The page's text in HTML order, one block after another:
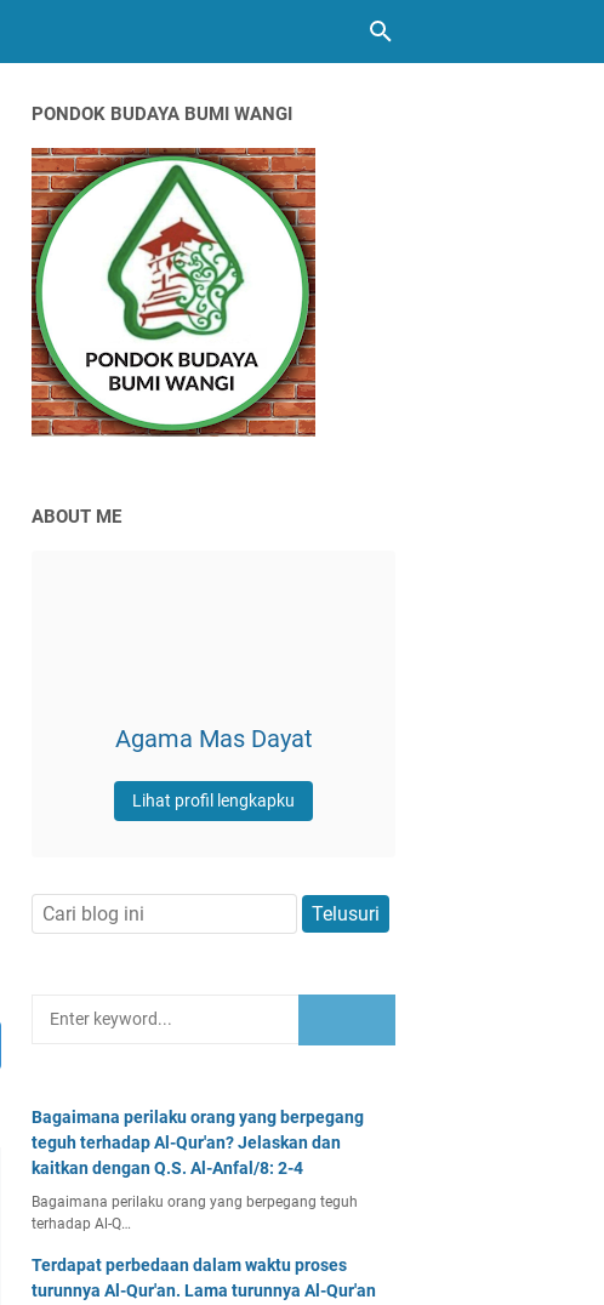
PONDOK BUDAYA BUMI WANGI
ABOUT ME
Agama Mas Dayat
Lihat profil lengkapku
Bagaimana perilaku orang yang berpegang
teguh terhadap Al-Qur'an? Jelaskan dan
kaitkan dengan Q.S. Al-Anfal/8: 2-4
Bagaimana perilaku orang yang berpegang teguh
terhadap Al-Q…
Terdapat perbedaan dalam waktu proses
turunnya Al-Qur'an. Lama turunnya Al-Qur'an